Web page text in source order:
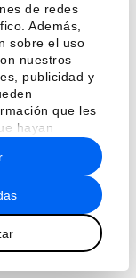
de redes
Además,
sobre el uso
nuestros
publicidad y
que les
hayan
que haya
volver a
Internacional
condiciones de
las del autor y no